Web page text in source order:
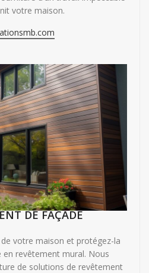
votre maison.
DE FAÇADE
de votre maison et protégez-la
en revêtement mural. Nous
de solutions de revêtement